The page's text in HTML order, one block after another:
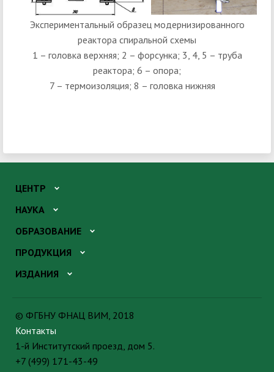
Экспериментальный образец модернизированного
реактора спиральной схемы
1 – головка верхняя; 2 – форсунка; 3, 4, 5 – труба
реактора; 6 – опора;
7 – термоизоляция; 8 – головка нижняя
ЦЕНТР
НАУКА
ОБРАЗОВАНИЕ
ПРОДУКЦИЯ
ИЗДАНИЯ
© ФГБНУ ФНАЦ ВИМ, 2018
Контакты
1-й Институтский проезд, дом 5.
+7 (499) 171-43-49